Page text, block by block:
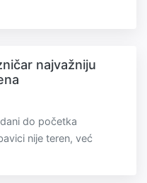
najvažniju
do početka
nije teren, već